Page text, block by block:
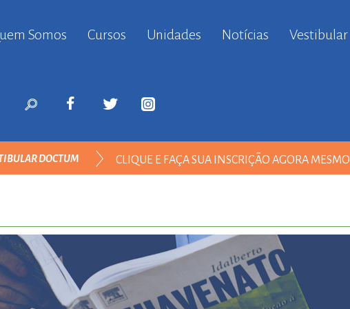
Somos
Cursos Unidades Notícias Vestibular
DOCTUM CLIQUE E FAÇA SUA INSCRIÇÃO AGORA MESMO